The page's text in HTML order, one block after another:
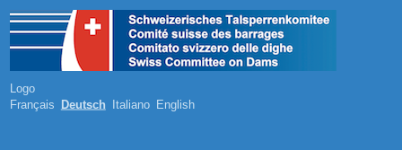
Logo
Français Deutsch Italiano English